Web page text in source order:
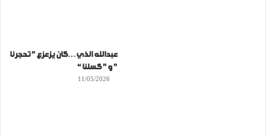
عبدالله الذي…كان يزعزع ” تحجرنا
” و ” كسلنا “
11/05/2026